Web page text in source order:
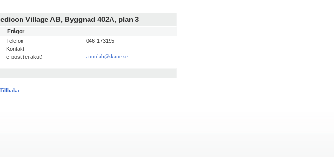
Village AB, Byggnad 402A, plan 3
Frågor
Telefon
046-173195
Kontakt
e-post (ej akut)
ammlab@skane.se